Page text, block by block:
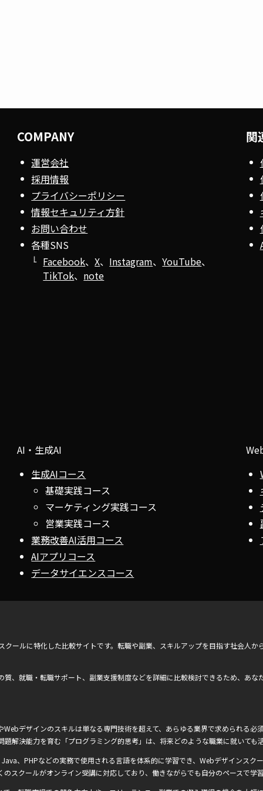
COMPANY
運営会社
採用情報
プライバシーポリシー
情報セキュリティ方針
お問い合わせ
各種SNS
Facebook、X、 Instagram、YouTube、
TikTok、 note
関
AI・生成AI
生成AIコース
基礎実践コース
マーケティング実践コース
営業実践コース
業務改善AI活用コース
AIアプリコース
データサイエンスコース
ールに特化した比較サイトです。転職や副業、スキルアップを目指す社会人
、就職・転職サポート、副業支援制度などを詳細に比較検討できるため、あ
デザインのスキルは単なる専門技術を超えて、あらゆる業界で求められる
解決能力を育む「プログラミング的思考」は、将来どのような職業に就いても
、PHPなどの実務で使用される言語を体系的に学習でき、Webデザインスク
スクールがオンライン受講に対応しており、働きながらでも自分のペースで学